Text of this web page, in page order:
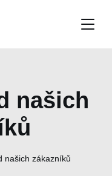
Menu
našich
našich zákazníků